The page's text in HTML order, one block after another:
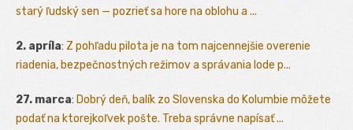
starý ľudský sen — pozrieť sa hore na oblohu a ...
2. apríla: Z pohľadu pilota je na tom najcennejšie overenie
riadenia, bezpečnostných režimov a správania lode p...
27. marca: Dobrý deň, balík zo Slovenska do Kolumbie môžete
podať na ktorejkoľvek pošte. Treba správne napísať ...